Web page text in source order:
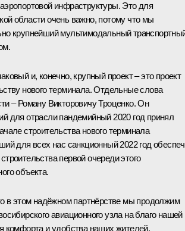
инфраструктуры. Это для
области очень важно, потому что мы
крупнейший мультимодальный
и, конечно, крупный проект – это проект
нового терминала. Отдельные слова
– Роману Викторовичу Троценко. Он
для отрасли пандемийный 2020 год принял
строительства нового терминала
для всех нас санкционный 2022 год
первой очереди этого
объекта.
в этом надёжном партнёрстве мы продолжим
авиационного узла на благо нашей
комфорта и удобства наших жителей.